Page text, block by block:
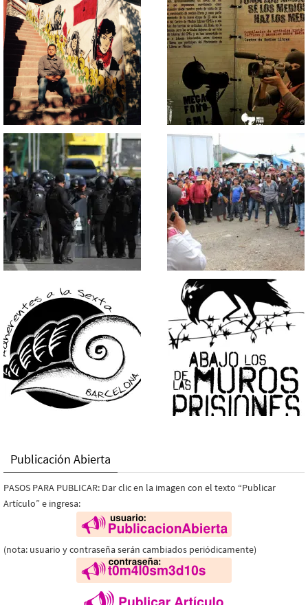
Publicación Abierta
PASOS PARA PUBLICAR: Dar clic en la imagen con el texto “Publicar
Artículo” e ingresa:
(nota: usuario y contraseña serán cambiados periódicamente)